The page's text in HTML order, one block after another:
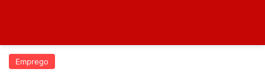
Emprego